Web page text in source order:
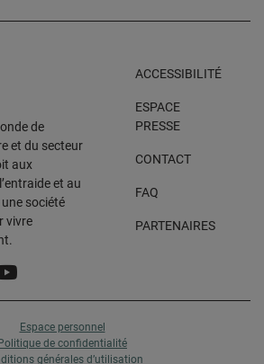
de
et du secteur
aux
et au
société
vivre
ACCESSIBILITÉ
ESPACE
PRESSE
CONTACT
FAQ
PARTENAIRES
YouTube
Espace personnel
Politique de confidentialité
générales d’utilisation